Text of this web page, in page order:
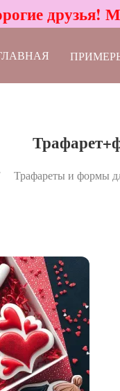
друзья!
Трафареты и формы